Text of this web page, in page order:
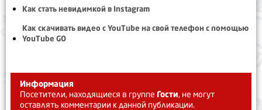
Как стать невидимкой в Instagram
Как скачивать видео с YouTube на свой телефон с помощью
YouTube GO
Информация
Посетители, находящиеся в группе Гости, не могут
оставлять комментарии к данной публикации.